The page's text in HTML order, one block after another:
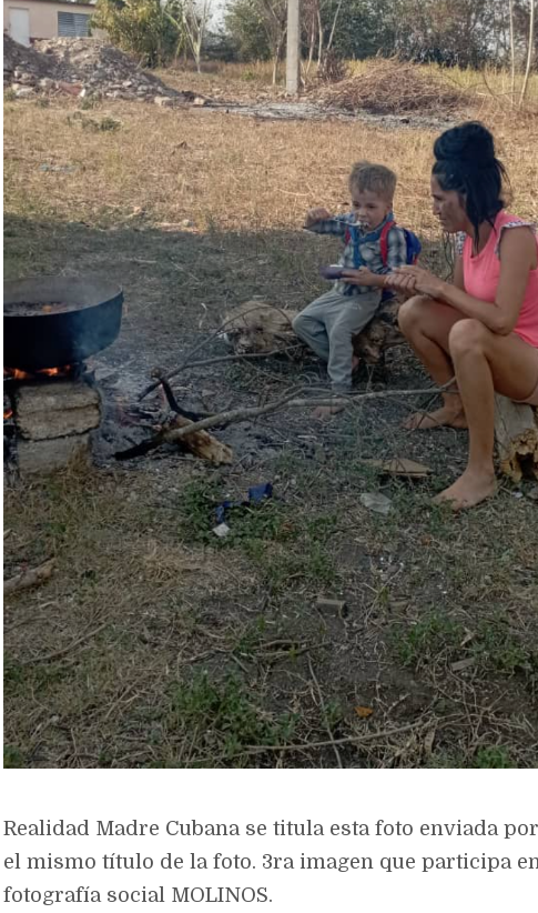
Realidad Madre Cubana se titula esta foto enviada
el mismo título de la foto. 3ra imagen que participa
fotografía social MOLINOS.